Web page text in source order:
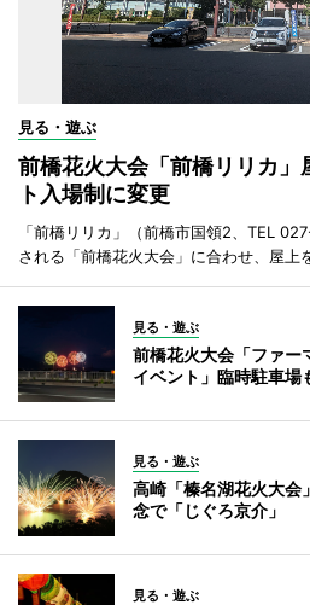
見る・遊ぶ
前橋花火大会「前橋リリカ
ト入場制に変更
「前橋リリカ」（前橋市国領2、TEL
される「前橋花火大会」に合わせ、屋上
見る・遊ぶ
前橋花火大会「ファー
イベント」臨時駐車場
見る・遊ぶ
高崎「榛名湖花火大会
念で「じぐろ京介」
見る・遊ぶ